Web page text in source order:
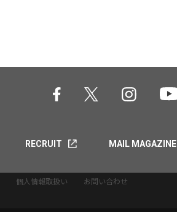
RECRUIT MAIL MAGAZINE
個人情報取扱い お問い合わせ